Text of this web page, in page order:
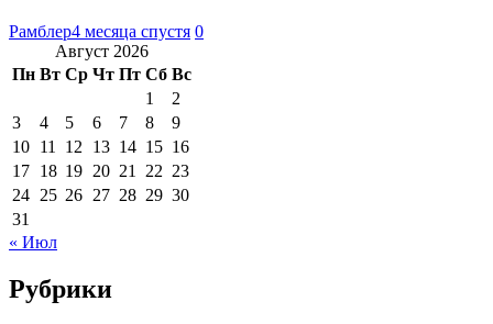
Рамблер4 месяца спустя 0
Август 2026
Пн Вт Ср Чт Пт Сб Вс
1
2
3
4 5 6 7 8
9
10 11 12 13 14 15 16
17 18 19 20 21 22 23
24 25 26 27 28 29 30
31
« Июл
Рубрики